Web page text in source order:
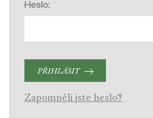
Heslo:
PŘIHLÁSIT
Zapomněli jste heslo?